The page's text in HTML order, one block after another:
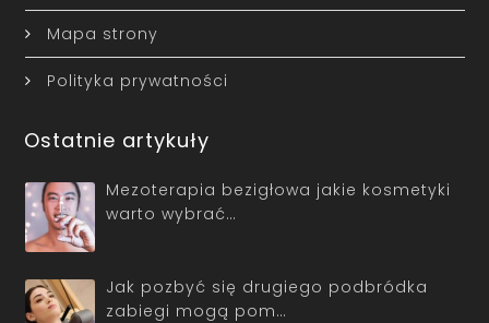
Mapa strony
Polityka prywatności
Ostatnie artykuły
Mezoterapia bezigłowa jakie kosmetyki
warto wybrać…
Jak pozbyć się drugiego podbródka
zabiegi mogą pom…